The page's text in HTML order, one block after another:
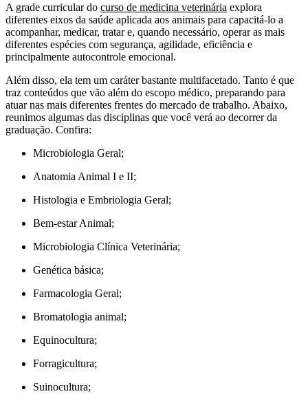
A grade curricular do curso de medicina veterinária explora
diferentes eixos da saúde aplicada aos animais para capacitá-lo a
acompanhar, medicar, tratar e, quando necessário, operar as mais
diferentes espécies com segurança, agilidade, eficiência e
principalmente autocontrole emocional.
Além disso, ela tem um caráter bastante multifacetado. Tanto é que
traz conteúdos que vão além do escopo médico, preparando para
atuar nas mais diferentes frentes do mercado de trabalho. Abaixo,
reunimos algumas das disciplinas que você verá ao decorrer da
graduação. Confira:
Microbiologia Geral;
Anatomia Animal I e II;
Histologia e Embriologia Geral;
Bem-estar Animal;
Microbiologia Clínica Veterinária;
Genética básica;
Farmacologia Geral;
Bromatologia animal;
Equinocultura;
Forragicultura;
Suinocultura;